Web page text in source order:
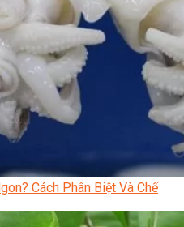
Cách Phân Biệt Và Chế